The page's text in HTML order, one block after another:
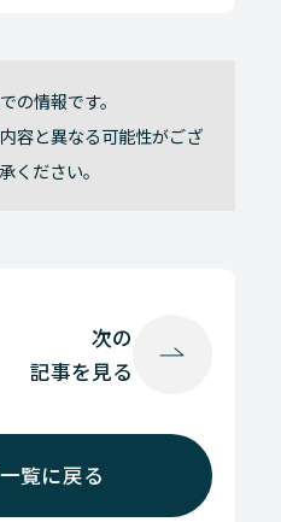
の情報です。
容と異なる可能性がござ
ください。
覧に戻る
次の
記事を見る